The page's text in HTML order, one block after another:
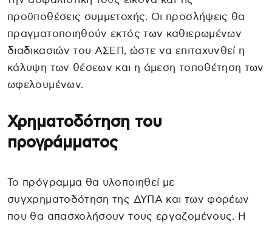
προϋποθέσεις συμμετοχής. Οι προσλήψεις θα
πραγματοποιηθούν εκτός των καθιερωμένων
διαδικασιών του ΑΣΕΠ, ώστε να επιταχυνθεί η
κάλυψη των θέσεων και η άμεση τοποθέτηση των
ωφελουμένων.
Χρηματοδότηση του
προγράμματος
Το πρόγραμμα θα υλοποιηθεί με
συγχρηματοδότηση της ΔΥΠΑ και των φορέων
που θα απασχολήσουν τους εργαζομένους. Η